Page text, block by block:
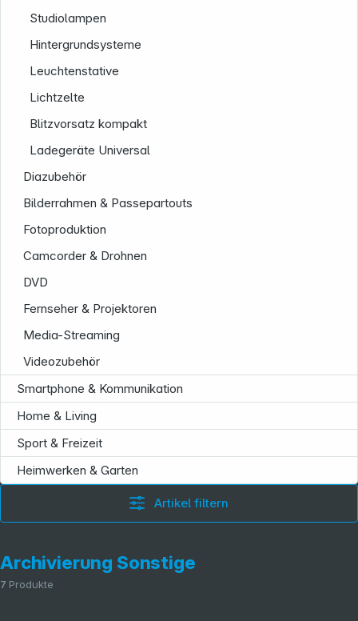
Studiolampen
Hintergrundsysteme
Leuchtenstative
Lichtzelte
Blitzvorsatz kompakt
Ladegeräte Universal
Diazubehör
Bilderrahmen & Passepartouts
Fotoproduktion
Camcorder & Drohnen
DVD
Fernseher & Projektoren
Media-Streaming
Videozubehör
Smartphone & Kommunikation
Home & Living
Sport & Freizeit
Heimwerken & Garten
Artikel filtern
Archivierung Sonstige
7 Produkte